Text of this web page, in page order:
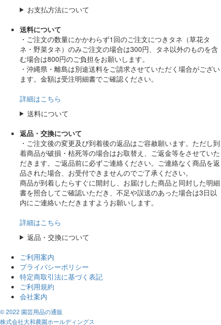
お支払方法について
送料について
・ご注文の数量にかかわらず1回のご注文につきタネ（草花タ
ネ・野菜タネ）のみご注文の場合は300円、タネ以外のものを含
む場合は800円のご負担をお願いします。
・沖縄県・離島は別途送料をご請求させていただく場合がござい
ます。金額は受注明細書でご確認ください。
詳細はこちら
送料について
返品・交換について
・ご注文後の変更及び到着後の返品はご容赦願います。ただし到
着商品が破損・枯死等の場合はお取替え、ご返金等をさせていた
だきます。ご返品前に必ずご連絡ください。ご連絡なく商品を返
品された場合、お受付できませんのでご了承ください。
商品が到着したらすぐに開封し、お届けした商品と同封した明細
書を照合してご確認いただき、不足や誤送のあった場合は3日以
内にご連絡いただきますようお願いします。
詳細はこちら
返品・交換について
ご利用案内
プライバシーポリシー
特定商取引法に基づく表記
ご利用規約
会社案内
© 2022 園芸用品の通販
株式会社大和農園ホールディングス